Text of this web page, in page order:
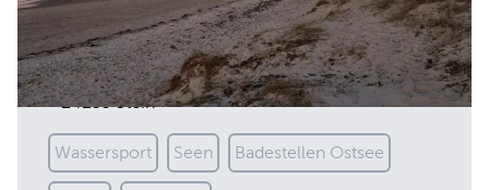
Stein
Am Strand
24235 Stein
Wassersport Seen Badestellen Ostsee